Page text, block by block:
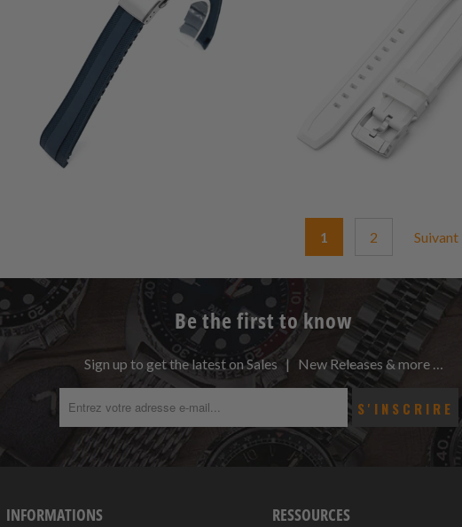
1 2 Suivant
Be the first to know
Sign up to get the latest on Sales | New Releases & more …
INFORMATIONS RESSOURCES